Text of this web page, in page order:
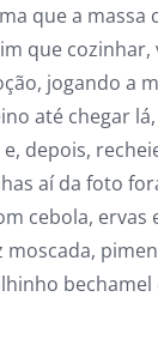
que a massa
que cozinhar,
jogando a
até chegar
depois,
aí da foto
cebola, ervas
moscada,